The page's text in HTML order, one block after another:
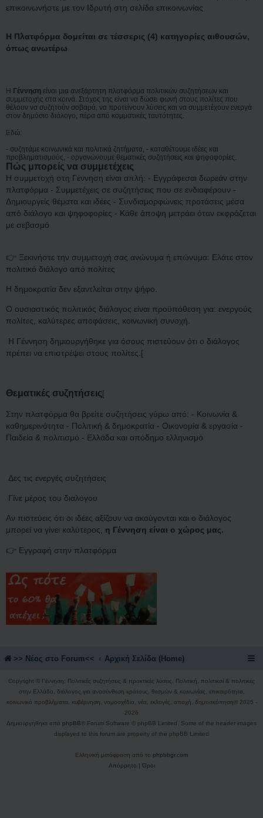
επικοινωνήστε με τον Ιδρυτή στη σελίδα επικοινωνίας
Η Πλατφόρμα δομείται σε τέσσερις (4) κατηγορίες αιθουσών,
όπως ανωτέρω
Η Γέννηση είναι μια ανεξάρτητη πλατφόρμα πολιτικών συζητήσεων και
συμμετοχής στα κοινά. Στόχος της είναι να δώσει φωνή στους πολίτες που
θέλουν να συζητούν σοβαρά, να προτείνουν λύσεις και να συμμετέχουν ενεργά
στον δημόσιο διάλογο, πέρα από κομματικές ταυτότητες.
Εδώ:
- συζητάμε κοινωνικά και πολιτικά ζητήματα, - καταθέτουμε ιδέες και
προβληματισμούς, - οργανώνουμε θεματικές συζητήσεις και ψηφοφορίες.
Πώς μπορείς να συμμετέχεις
Η συμμετοχή στη Γέννηση είναι απλή: - Εγγράφεσαι δωρεάν στην
πλατφόρμα - Συμμετέχεις σε συζητήσεις που σε ενδιαφέρουν -
Δημιουργείς θέματα και ιδέες - Συνδιαμορφώνεις προτάσεις μέσα
από διάλογο και ψηφοφορίες - Κάθε άποψη μετράει όταν εκφράζεται
με σεβασμό
👉 Ξεκινήστε την συμμετοχή σας ανώνυμα ή επώνυμα: Ελάτε στον
πολιτικό διάλογο από πολίτες
Η δημοκρατία δεν εξαντλείται στην ψήφο.
Ο ουσιαστικός πολιτικός διάλογος είναι προϋπόθεση για: ενεργούς
πολίτες, καλύτερες αποφάσεις, κοινωνική συνοχή.
Η Γέννηση δημιουργήθηκε για όσους πιστεύουν ότι ο διάλογος
πρέπει να επιστρέψει στους πολίτες.[
Θεματικές συζητήσεις[
Στην πλατφόρμα θα βρείτε συζητήσεις γύρω από: - Κοινωνία &
καθημερινότητα - Πολιτική & δημοκρατία - Οικονομία & εργασία -
Παιδεία & πολιτισμό - Ελλάδα και απόδημο ελληνισμό
Δες τις ενεργές συζητήσεις
Γίνε μέρος του διαλόγου
Αν πιστεύεις ότι οι ιδέες αξίζουν να ακούγονται και ο διάλογος
μπορεί να γίνει καλύτερος, η Γέννηση είναι ο χώρος μας.
👉 Εγγραφή στην πλατφόρμα
>> Nέος στο Forum<< Αρχική Σελίδα (Home)
Copyright © Γέννηση: Πολιτικές συζητήσεις & πρακτικές λύσεις. Πολιτική, πολιτικοί & πολιτικές
στην Ελλάδα, διάλογος για ανασύνθεση κράτους, θεσμών & κοινωνίας, επικαιρότητα,
κοινωνικά προβλήματα, κυβέρνηση, νομοσχέδια, νέα, εκλογές, αποχή, δημοσκόπηση® 2025 -
2026
Δημιουργήθηκε από phpBB ® Forum Software © phpBB Limited. Some of the header images
displayed to this forum are property of the phpBB Limited
Ελληνική μετάφραση από το phpbbgr.com
Απόρρητο | Όροι